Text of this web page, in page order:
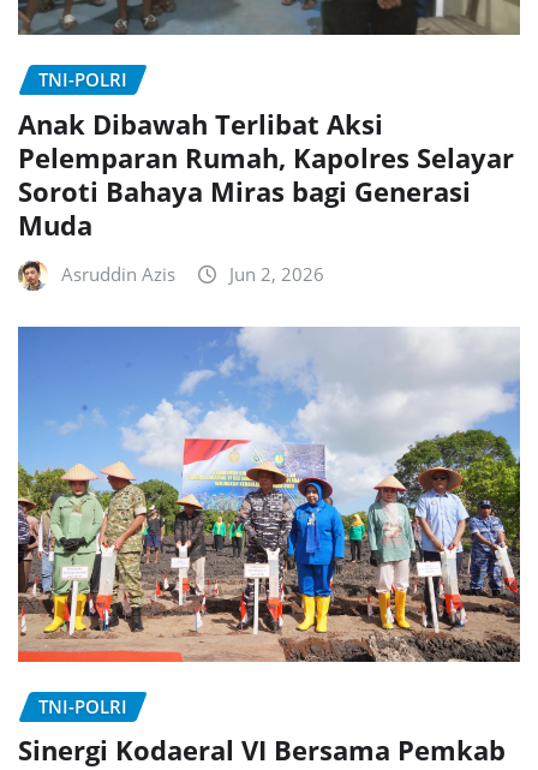
TNI-POLRI
Anak Dibawah Terlibat Aksi
Pelemparan Rumah, Kapolres Selayar
Soroti Bahaya Miras bagi Generasi
Muda
Asruddin Azis Jun 2, 2026
TNI-POLRI
Sinergi Kodaeral VI Bersama Pemkab